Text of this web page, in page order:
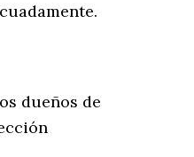
dueños de